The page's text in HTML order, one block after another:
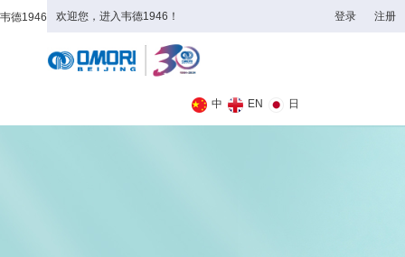
韦德1946 欢迎您，进入韦德1946！ 登录 注册
中 EN 日